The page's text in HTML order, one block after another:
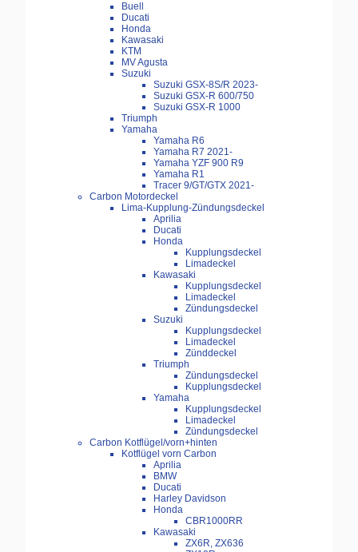
Buell
Ducati
Honda
Kawasaki
KTM
MV Agusta
Suzuki
Suzuki GSX-8S/R 2023-
Suzuki GSX-R 600/750
Suzuki GSX-R 1000
Triumph
Yamaha
Yamaha R6
Yamaha R7 2021-
Yamaha YZF 900 R9
Yamaha R1
Tracer 9/GT/GTX 2021-
Carbon Motordeckel
Lima-Kupplung-Zündungsdeckel
Aprilia
Ducati
Honda
Kupplungsdeckel
Limadeckel
Kawasaki
Kupplungsdeckel
Limadeckel
Zündungsdeckel
Suzuki
Kupplungsdeckel
Limadeckel
Zünddeckel
Triumph
Zündungsdeckel
Kupplungsdeckel
Yamaha
Kupplungsdeckel
Limadeckel
Zündungsdeckel
Carbon Kotflügel/vorn+hinten
Kotflügel vorn Carbon
Aprilia
BMW
Ducati
Harley Davidson
Honda
CBR1000RR
Kawasaki
ZX6R, ZX636